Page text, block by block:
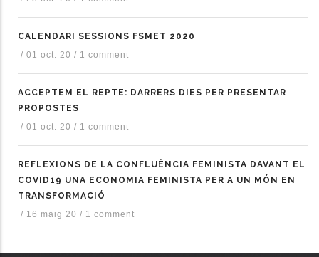
CALENDARI SESSIONS FSMET 2020
/ 01 oct. 20 / 1 comment
ACCEPTEM EL REPTE: DARRERS DIES PER PRESENTAR
PROPOSTES
/ 01 oct. 20 / 1 comment
REFLEXIONS DE LA CONFLUÈNCIA FEMINISTA DAVANT EL
COVID19 UNA ECONOMIA FEMINISTA PER A UN MÓN EN
TRANSFORMACIÓ
/ 16 maig 20 / 1 comment